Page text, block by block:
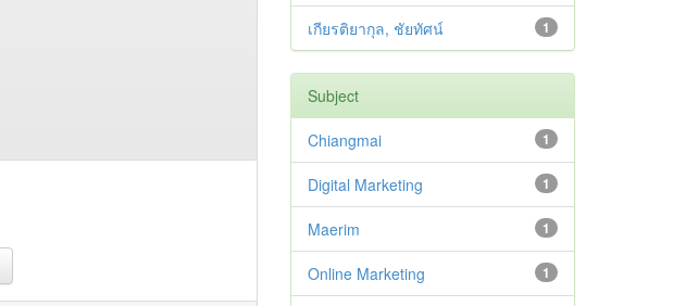
1
เกียรติยากุล, ชัยทัศน์
Subject
1
Chiangmai
1
Digital Marketing
1
Maerim
1
Online Marketing